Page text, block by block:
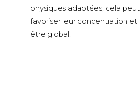
physiques adaptées, cela
favoriser leur concentration et
être global.